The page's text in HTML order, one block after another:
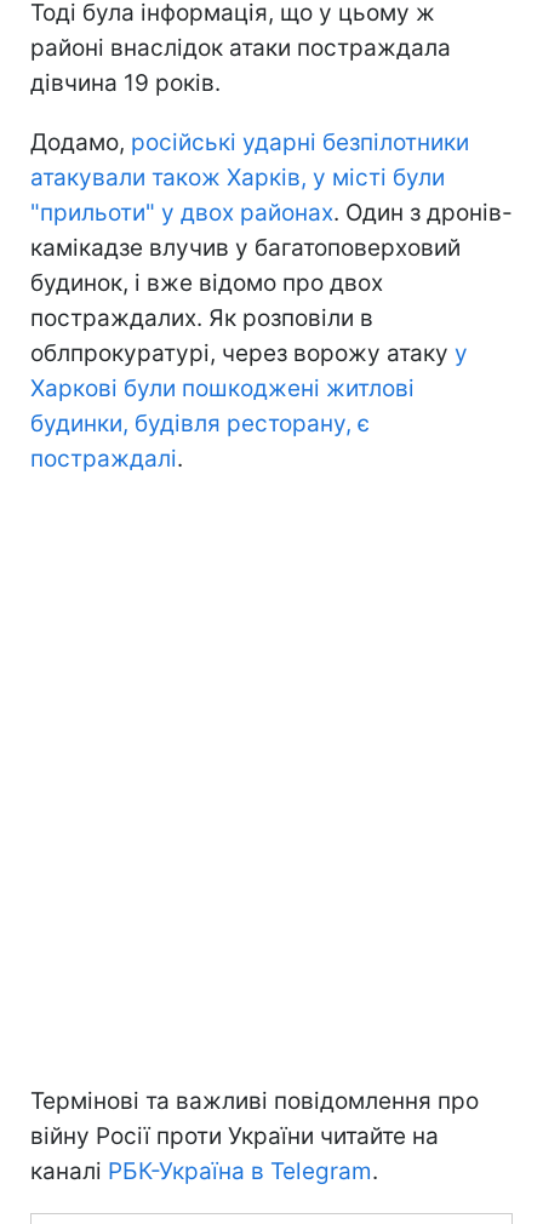
Тоді була інформація, що у цьому ж
районі внаслідок атаки постраждала
дівчина 19 років.
Додамо, російські ударні безпілотники
атакували також Харків, у місті були
"прильоти" у двох районах. Один з дронів-
камікадзе влучив у багатоповерховий
будинок, і вже відомо про двох
постраждалих. Як розповіли в
облпрокуратурі, через ворожу атаку у
Харкові були пошкоджені житлові
будинки, будівля ресторану, є
постраждалі.
Термінові та важливі повідомлення про
війну Росії проти України читайте на
каналі РБК-Україна в Telegram.